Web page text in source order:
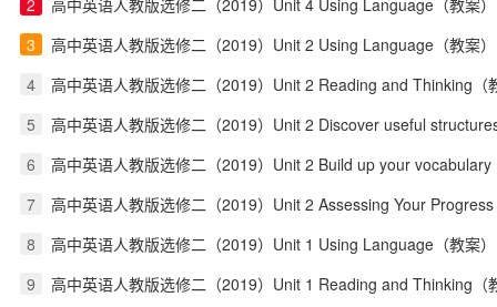
2
高中英语人教版选修二（2019）Unit 4 Using Language（教案）
3
高中英语人教版选修二（2019）Unit 2 Using Language（教案）
4
高中英语人教版选修二（2019）Unit 2 Reading and Thinking（
5
高中英语人教版选修二（2019）Unit 2 Discover useful
6
高中英语人教版选修二（2019）Unit 2 Build up your vocabulary
7
高中英语人教版选修二（2019）Unit 2 Assessing Your
8
高中英语人教版选修二（2019）Unit 1 Using Language（教案）
9
高中英语人教版选修二（2019）Unit 1 Reading and Thinking（